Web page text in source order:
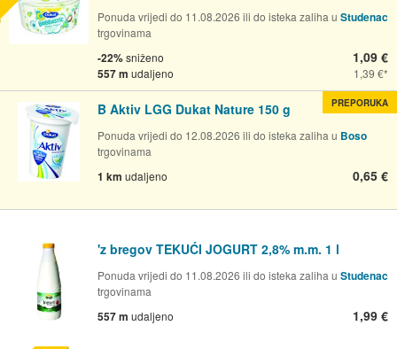
Ponuda vrijedi do 11.08.2026 ili do isteka zaliha u Studenac
trgovinama
-22%sniženo
557 m udaljeno
1,09 €
1,39 €
B Aktiv LGG Dukat Nature 150 g
Ponuda vrijedi do 12.08.2026 ili do isteka zaliha u Boso
trgovinama
1 km udaljeno 0,65 €
PREPORUKA
'z bregov TEKUĆI JOGURT 2,8% m.m. 1 l
Ponuda vrijedi do 11.08.2026 ili do isteka zaliha u Studenac
trgovinama
557 m udaljeno 1,99 €